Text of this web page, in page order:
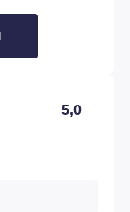
5,0